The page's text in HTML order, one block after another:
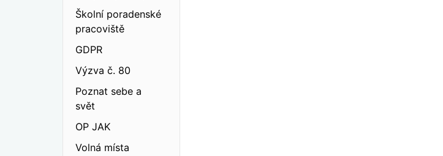
Školní poradenské
pracoviště
GDPR
Výzva č. 80
Poznat sebe a
svět
OP JAK
Volná místa